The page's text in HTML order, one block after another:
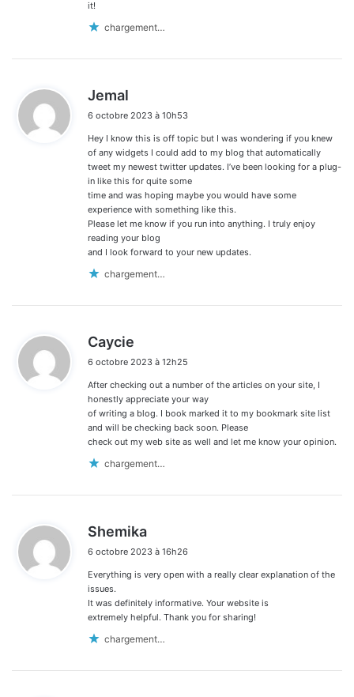
it!
chargement…
Jemal
t
:
6 octobre 2023 à 10h53
Hey I know this is off topic but I was wondering if you knew
of any widgets I could add to my blog that automatically
tweet my newest twitter updates. I’ve been looking for a plug-
in like this for quite some
time and was hoping maybe you would have some
experience with something like this.
Please let me know if you run into anything. I truly enjoy
reading your blog
and I look forward to your new updates.
chargement…
Caycie
t
:
6 octobre 2023 à 12h25
After checking out a number of the articles on your site, I
honestly appreciate your way
of writing a blog. I book marked it to my bookmark site list
and will be checking back soon. Please
check out my web site as well and let me know your opinion.
chargement…
Shemika
t
6 octobre 2023 à 16h26
Everything is very open with a really clear explanation of the
issues.
It was definitely informative. Your website is
extremely helpful. Thank you for sharing!
chargement…